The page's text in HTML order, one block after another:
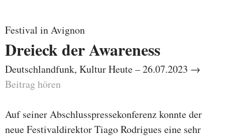
Festival in Avignon
Dreieck der Awareness
Deutschlandfunk, Kultur Heute – 26.07.2023 →
Beitrag hören
Auf seiner Abschlusspressekonferenz konnte der
neue Festivaldirektor Tiago Rodrigues eine sehr